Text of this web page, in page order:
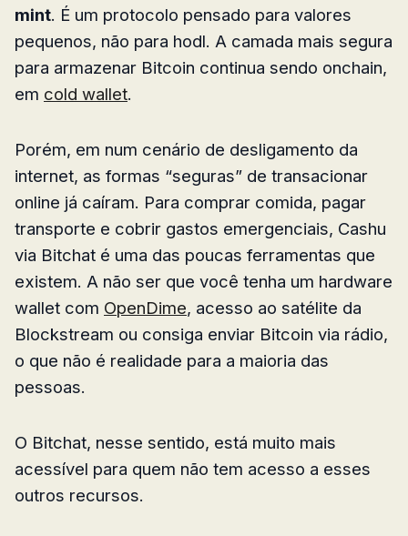
mint. É um protocolo pensado para valores
pequenos, não para hodl. A camada mais segura
para armazenar Bitcoin continua sendo onchain,
em cold wallet.
Porém, em num cenário de desligamento da
internet, as formas “seguras” de transacionar
online já caíram. Para comprar comida, pagar
transporte e cobrir gastos emergenciais, Cashu
via Bitchat é uma das poucas ferramentas que
existem. A não ser que você tenha um hardware
wallet com OpenDime, acesso ao satélite da
Blockstream ou consiga enviar Bitcoin via rádio,
o que não é realidade para a maioria das
pessoas.
O Bitchat, nesse sentido, está muito mais
acessível para quem não tem acesso a esses
outros recursos.